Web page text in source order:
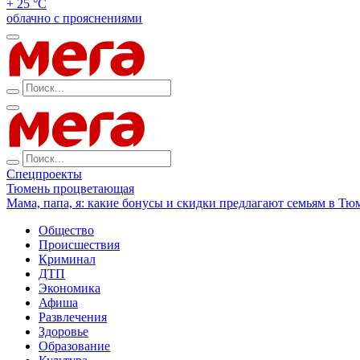
+ 25 °С
облачно с прояснениями
Спецпроекты
Тюмень процветающая
Мама, папа, я: какие бонусы и скидки предлагают семьям в
Общество
Происшествия
Криминал
ДТП
Экономика
Афиша
Развлечения
Здоровье
Образование